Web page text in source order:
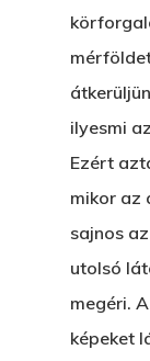
ilyesmi
Ezért
mikor az
sajnos
utolsó
megéri.
képeket